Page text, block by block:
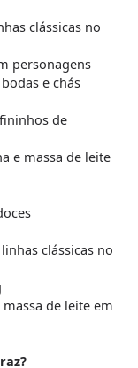
clássicas no
personagens
e chás
de
e massa de leite
clássicas no
de leite em